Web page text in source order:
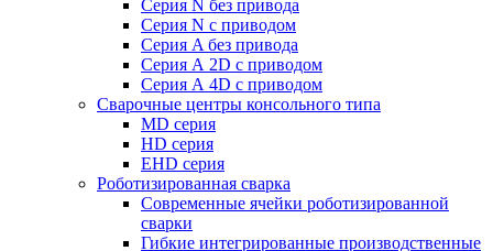
Серия N без привода
Серия N с приводом
Серия A без привода
Серия А 2D с приводом
Серия А 4D с приводом
Сварочные центры консольного типа
MD серия
HD серия
EHD серия
Роботизированная сварка
Современные ячейки роботизированной
сварки
Гибкие интегрированные производственные